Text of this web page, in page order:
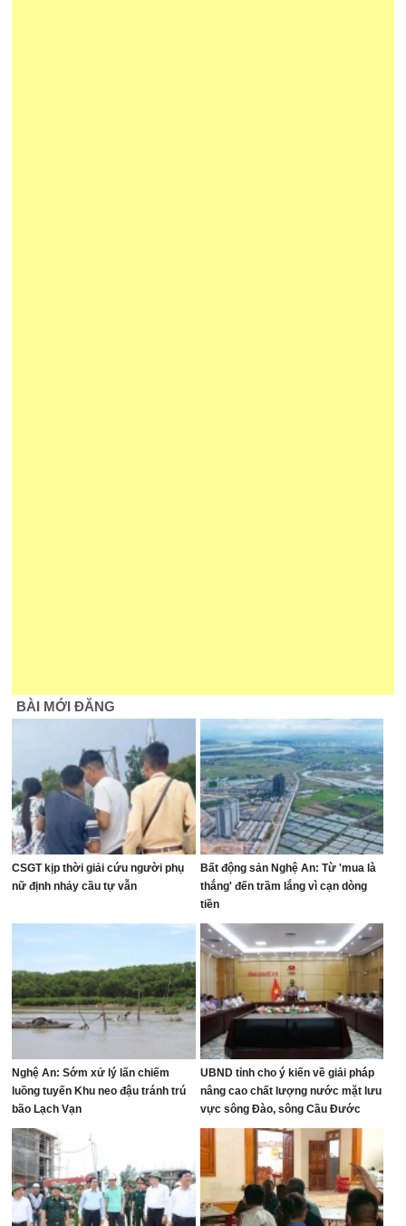
BÀI MỚI ĐĂNG
CSGT kịp thời giải cứu người phụ
nữ định nhảy cầu tự vẫn
Bất động sản Nghệ An: Từ 'mua là
thắng' đến trầm lắng vì cạn dòng
tiền
Nghệ An: Sớm xử lý lấn chiếm
luồng tuyến Khu neo đậu tránh trú
bão Lạch Vạn
UBND tỉnh cho ý kiến về giải pháp
nâng cao chất lượng nước mặt lưu
vực sông Đào, sông Cầu Đước